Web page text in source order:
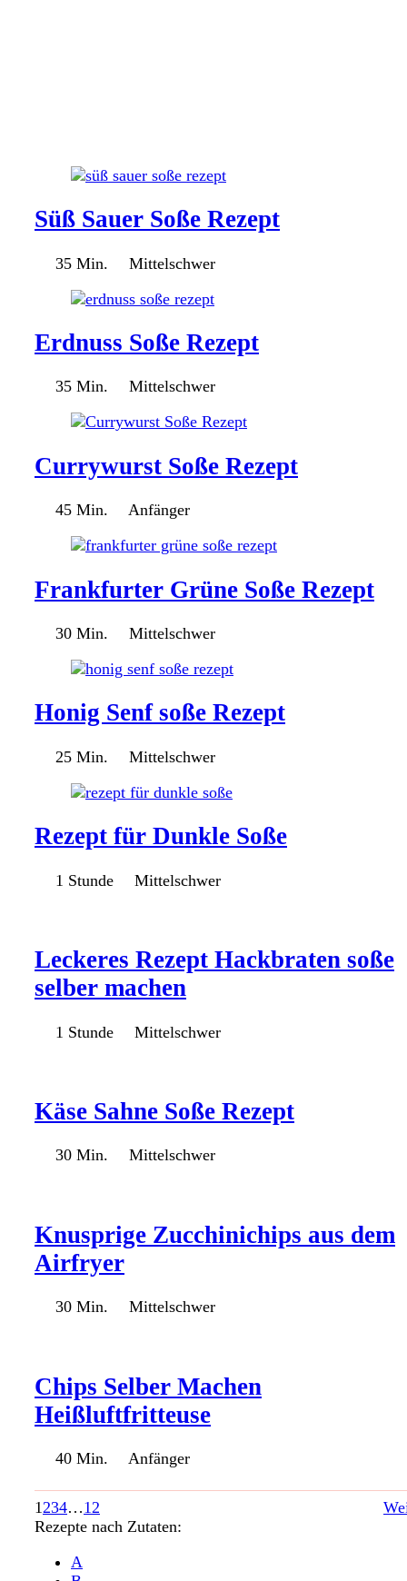
Süß Sauer Soße Rezept
35 Min. Mittelschwer
Erdnuss Soße Rezept
35 Min. Mittelschwer
Currywurst Soße Rezept
45 Min. Anfänger
Frankfurter Grüne Soße Rezept
30 Min. Mittelschwer
Honig Senf soße Rezept​
25 Min. Mittelschwer
Rezept für Dunkle Soße
1 Stunde Mittelschwer
Leckeres Rezept Hackbraten soße
selber machen
1 Stunde Mittelschwer
Käse Sahne Soße Rezept
30 Min. Mittelschwer
Knusprige Zucchinichips aus dem
Airfryer
30 Min. Mittelschwer
Chips Selber Machen
Heißluftfritteuse
40 Min. Anfänger
1 234…12
Rezepte nach Zutaten:
A